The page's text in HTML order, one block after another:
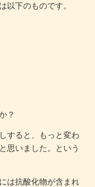
以下のものです。
？
すると、もっと変わ
思いました。という
は抗酸化物が含まれ